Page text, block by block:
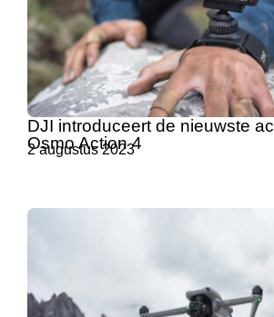
DJI introduceert de nieuwste
Osmo Action 4
2 augustus 2023